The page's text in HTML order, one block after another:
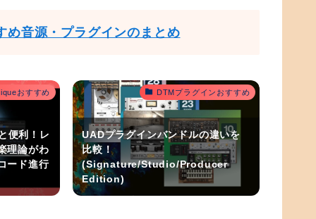
め音源・プラグインのまとめ
おすすめ
便利！レ
理論がわ
ード進行
DTMプラグインおすすめ
UADプラグインバンドルの違いを
比較！
(Signature/Studio/Producer
Edition)